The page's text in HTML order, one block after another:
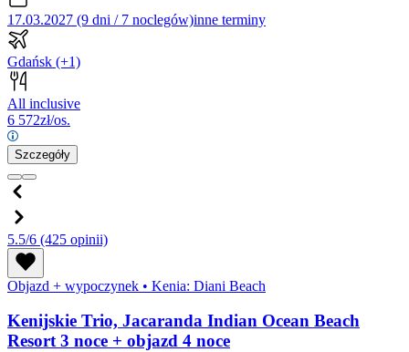
17.03.2027 (9 dni / 7 noclegów)inne terminy
Gdańsk (+1)
All inclusive
6 572zł/os.
Szczegóły
5.5/6 (425 opinii)
Objazd + wypoczynek • Kenia: Diani Beach
Kenijskie Trio, Jacaranda Indian Ocean Beach
Resort 3 noce + objazd 4 noce